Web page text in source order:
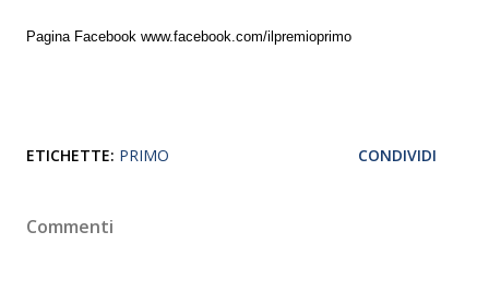
Pagina Facebook www.facebook.com/ilpremioprimo
ETICHETTE: PRIMO CONDIVIDI
Commenti